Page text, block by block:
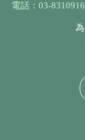
電話：03-